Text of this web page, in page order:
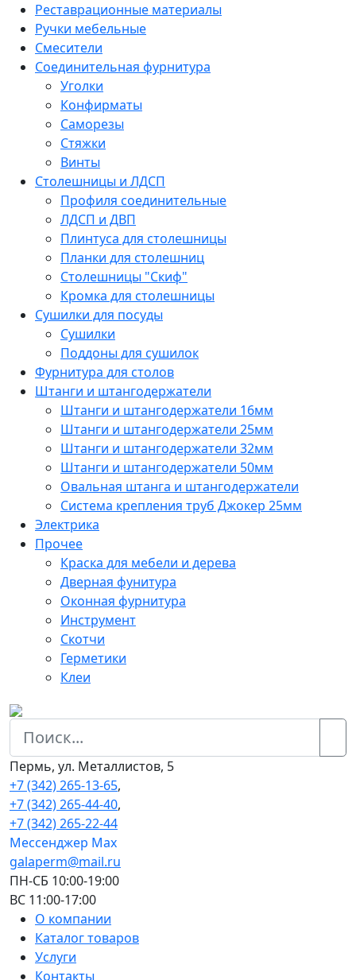
Реставрационные материалы
Ручки мебельные
Смесители
Соединительная фурнитура
Уголки
Конфирматы
Саморезы
Стяжки
Винты
Столешницы и ЛДСП
Профиля соединительные
ЛДСП и ДВП
Плинтуса для столешницы
Планки для столешниц
Столешницы "Скиф"
Кромка для столешницы
Сушилки для посуды
Сушилки
Поддоны для сушилок
Фурнитура для столов
Штанги и штангодержатели
Штанги и штангодержатели 16мм
Штанги и штангодержатели 25мм
Штанги и штангодержатели 32мм
Штанги и штангодержатели 50мм
Овальная штанга и штангодержатели
Система крепления труб Джокер 25мм
Электрика
Прочее
Краска для мебели и дерева
Дверная фунитура
Оконная фурнитура
Инструмент
Скотчи
Герметики
Клеи
Пермь, ул. Металлистов, 5
+7 (342) 265-13-65,
+7 (342) 265-44-40,
+7 (342) 265-22-44
Мессенджер Мах
galaperm@mail.ru
ПН-СБ 10:00-19:00
ВС 11:00-17:00
О компании
Каталог товаров
Услуги
Контакты